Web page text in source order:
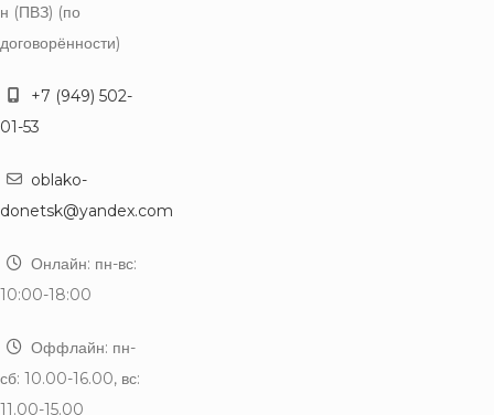
н (ПВЗ) (по
договорённости)
+7 (949) 502-
01-53
oblako-
donetsk@yandex.com
Онлайн: пн-вс:
10:00-18:00
Оффлайн: пн-
сб: 10.00-16.00, вс:
11.00-15.00